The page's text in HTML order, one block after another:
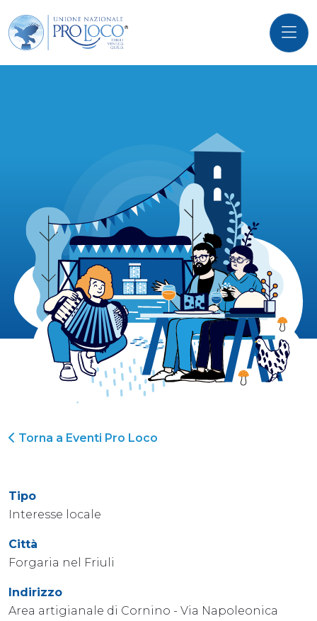
Torna a Eventi Pro Loco
Tipo
Interesse locale
Città
Forgaria nel Friuli
Indirizzo
Area artigianale di Cornino - Via Napoleonica